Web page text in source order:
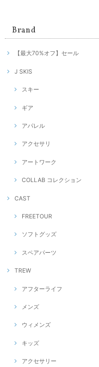
Brand
【最大70%オフ】セール
J SKIS
スキー
ギア
アパレル
アクセサリ
アートワーク
COLLAB コレクション
CAST
FREETOUR
ソフトグッズ
スペアパーツ
TREW
アフターライフ
メンズ
ウィメンズ
キッズ
アクセサリー